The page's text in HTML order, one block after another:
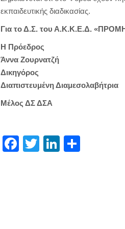
εκπαιδευτικής διαδικασίας.
Για το Δ.Σ. του Α.Κ.Κ.Ε.Δ.
Η Πρόεδρος
Άννα Ζουρνατζή
Δικηγόρος
Διαπιστευμένη Διαμεσολαβήτρια
Μέλος ΔΣ ΔΣΑ
Facebook
TwitterLinkedIn